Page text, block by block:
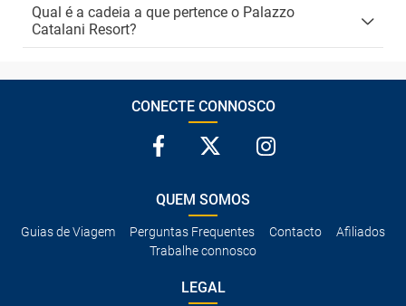
Qual é a cadeia a que pertence o Palazzo
Catalani Resort?
CONECTE CONNOSCO
QUEM SOMOS
Guias de Viagem Perguntas Frequentes Contacto
Afiliados
Trabalhe connosco
LEGAL